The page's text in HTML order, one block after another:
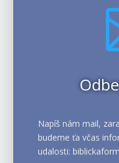
Napíš nám mail,
budeme ťa včas
udalosti: